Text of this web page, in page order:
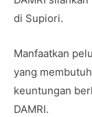
di Supiori.
Manfaatkan
yang
keuntungan
DAMRI.